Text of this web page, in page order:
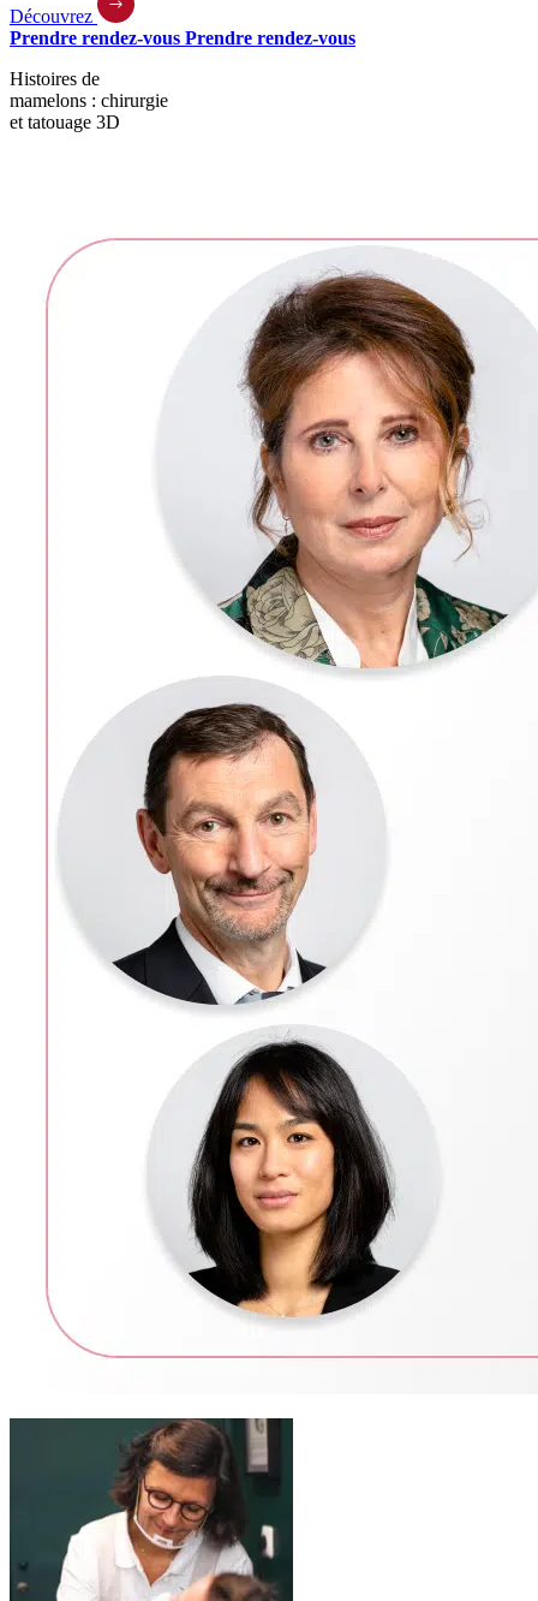
Découvrez
Prendre rendez-vous Prendre rendez-vous
Histoires de
mamelons : chirurgie
et tatouage 3D